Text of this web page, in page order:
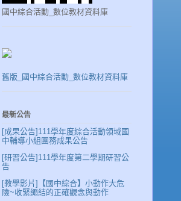
國中綜合活動_數位教材資料庫
舊版_國中綜合活動_數位教材資料庫
最新公告
[成果公告]111學年度綜合活動領域國
中輔導小組團務成果公告
[研習公告]111學年度第二學期研習公
告
[教學影片]【國中綜合】小動作大危
險~收緊繩結的正確觀念與動作